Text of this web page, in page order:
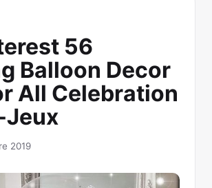
56
Balloon Decor
All Celebration
Jeux
2019